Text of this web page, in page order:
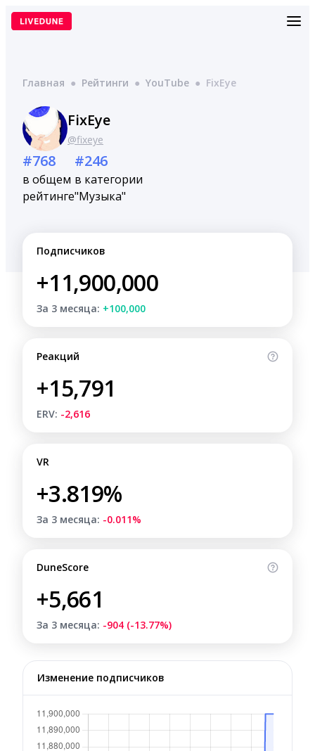
Перейти
Главная ● Рейтинги ● YouTube ● FixEye
FixEye
@fixeye
#768
в общем
рейтинге
#246
в категории
"Музыка"
Подписчиков
+11,900,000
За 3 месяца: +100,000
Реакций
+15,791
ERV: -2,616
VR
+3.819%
За 3 месяца: -0.011%
DuneScore
+5,661
За 3 месяца: -904 (-13.77%)
Изменение подписчиков